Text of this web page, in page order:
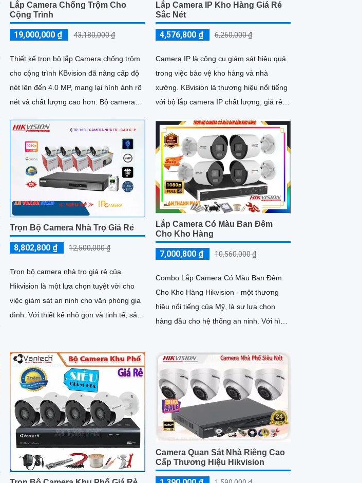
Lắp Camera Chống Trộm Cho
Cộng Trình
19,000,000 ₫ 43,180,000 ₫
Thiết kế trọn bộ lắp Camera chống trộm
cho cộng trình KBvision đã nâng cấp độ
nét lên đến 4.0 MP, mang lại hình ảnh rõ
nét và chất lượng cao hơn. Bộ camera
Lắp Camera IP Kho Hàng Giá Rẻ
Sắc Nét
4,576,800 ₫ 6,260,000 ₫
Camera IP là công cụ giám sát hiệu quả
trong việc bảo vệ kho hàng và nhà
xưởng. KBvision là thương hiệu nổi tiếng
với bộ lắp camera IP chất lượng, giá rẻ
Trọn Bộ Camera Nhà Trọ Giá Rẻ
8,802,800 ₫ 12,500,000 ₫
Trọn bộ camera nhà trọ giá rẻ của
Hikvision là một lựa chọn tuyệt vời cho
việc giám sát an ninh cho văn phòng gia
đình. Với thiết kế nhỏ gọn và tinh tế, sản
Lắp Camera Có Màu Ban Đêm
Cho Kho Hàng
7,000,800 ₫ 10,560,000 ₫
Combo Lắp Camera Có Màu Ban Đêm
Cho Kho Hàng Hikvision - một thương
hiệu nổi tiếng của Mỹ, là sự lựa chọn
hàng đầu cho hệ thống an ninh. Với hình
Camera Quan Sát Nhà Riêng Cao
Cấp Thương Hiệu Hikvision